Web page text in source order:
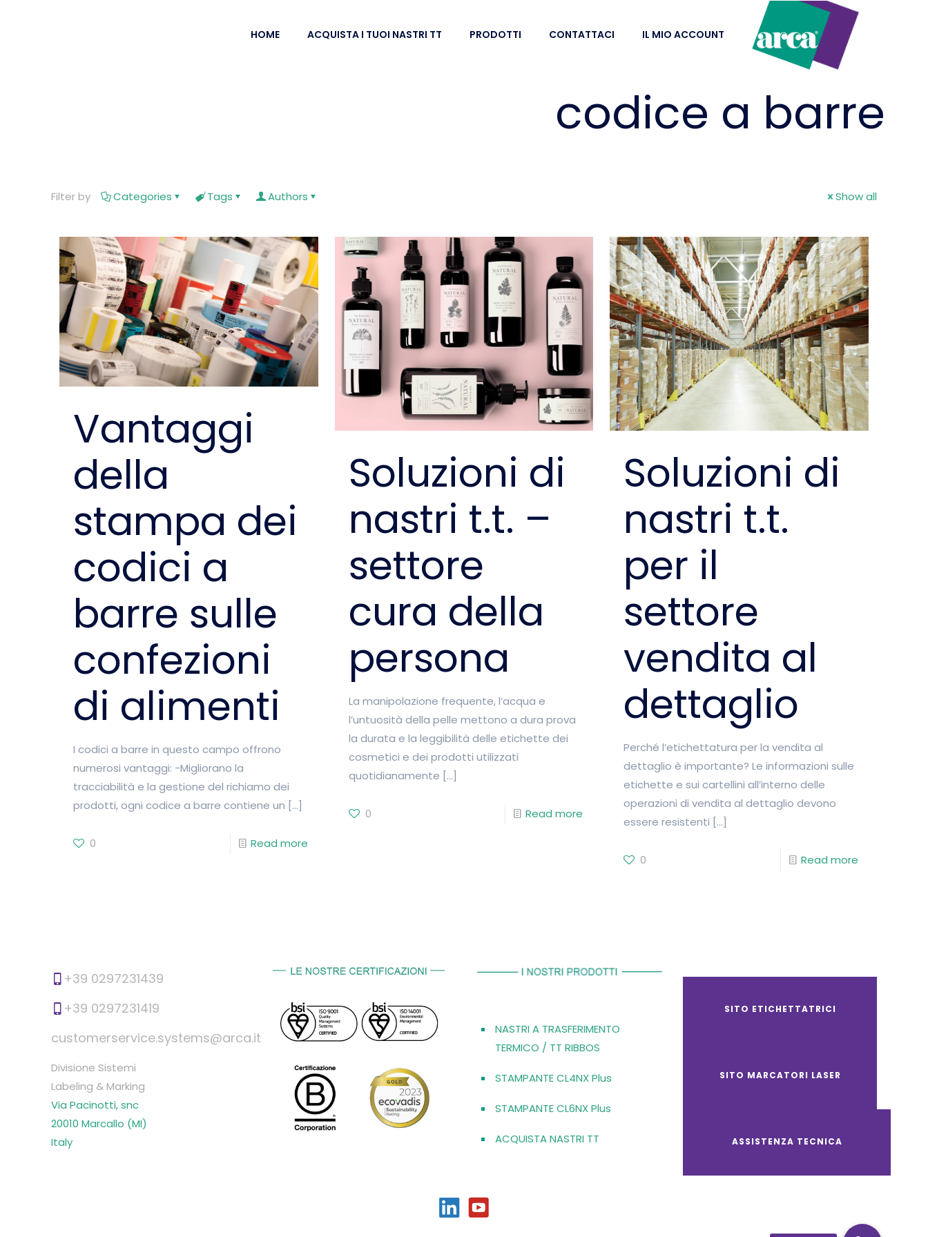
HOME ACQUISTA I TUOI NASTRI TT PRODOTTI CONTATTACI IL MIO ACCOUNT
codice a barre
Filter by Categories Tags Authors Show all
Vantaggi
della
stampa dei
codici a
barre sulle
confezioni
di alimenti
I codici a barre in questo campo offrono
numerosi vantaggi: -Migliorano la
tracciabilità e la gestione del richiamo dei
prodotti, ogni codice a barre contiene un […]
0 Read more
Soluzioni di
nastri t.t. –
settore
cura della
persona
La manipolazione frequente, l’acqua e
l’untuosità della pelle mettono a dura prova
la durata e la leggibilità delle etichette dei
cosmetici e dei prodotti utilizzati
quotidianamente […]
0 Read more
Soluzioni di
nastri t.t.
per il
settore
vendita al
dettaglio
Perché l’etichettatura per la vendita al
dettaglio è importante? Le informazioni sulle
etichette e sui cartellini all’interno delle
operazioni di vendita al dettaglio devono
essere resistenti […]
0 Read more
+39 0297231439
+39 0297231419
customerservice.systems@arca.it
Divisione Sistemi
Labeling & Marking
Via Pacinotti, snc
20010 Marcallo (MI)
Italy
NASTRI A TRASFERIMENTO
TERMICO / TT RIBBOS
STAMPANTE CL4NX Plus
STAMPANTE CL6NX Plus
ACQUISTA NASTRI TT
SITO ETICHETTATRICI
SITO MARCATORI LASER
ASSISTENZA TECNICA